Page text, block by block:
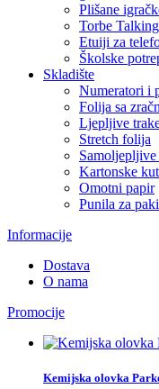
Plišane
Torbe
Etuiji za
Školske
Skladište
Numeratori i
Folija sa
Ljepljive
Stretch folija
Kartonske
Omotni papir
Punila za
Informacije
Dostava
O nama
Promocije
Kemijska olovka